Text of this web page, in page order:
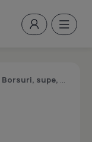
Borsuri, supe, ciorbe